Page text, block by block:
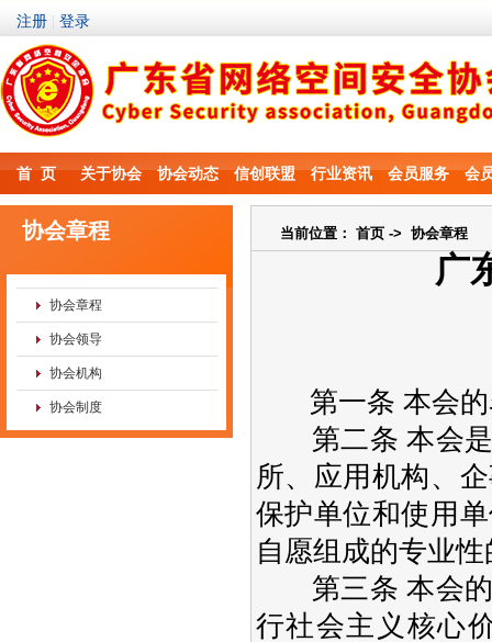
首 页 关于协会 协会动态 信创联盟 行业资讯 会员服务 会
协会章程
协会章程
协会领导
协会机构
协会制度
当前位置： 首页 -> 协会章程
广
第一条 本会的
第二条 本会是
所、应用机构、
保护单位和使用
自愿组成的专业
第三条 本会的
行社会主义核心